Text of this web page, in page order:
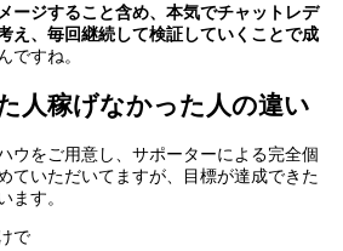
ージすること含め、本気でチャットレデ
え、毎回継続して検証していくことで成
んですね。
人稼げなかった人の違い
ウをご用意し、サポーターによる完全個
ていただいてますが、目標が達成できた
ます。
で